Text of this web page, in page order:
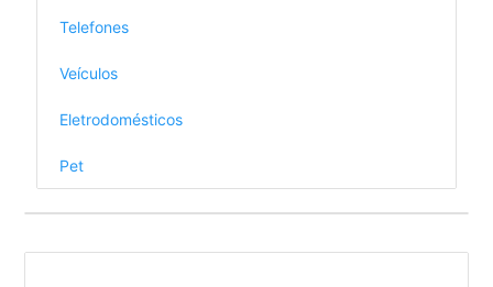
Telefones
Veículos
Eletrodomésticos
Pet